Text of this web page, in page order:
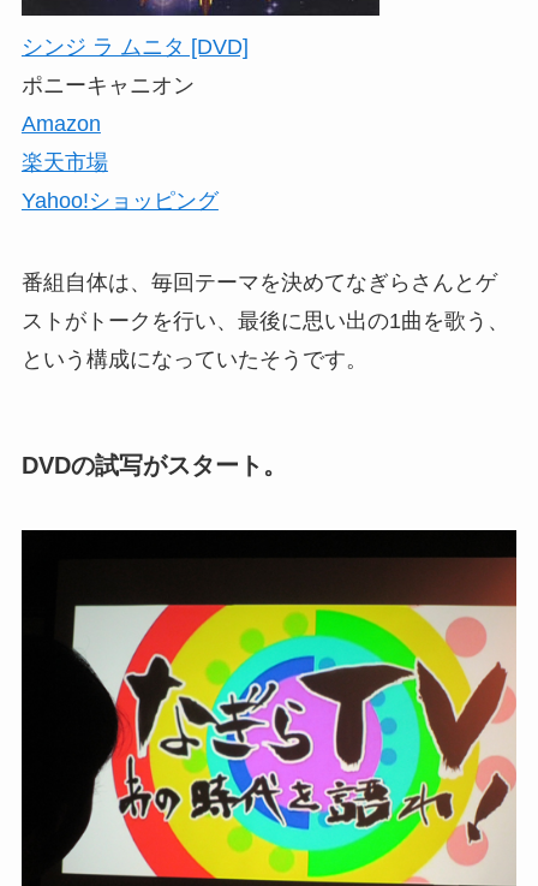
シンジ ラ ムニタ [DVD]
ポニーキャニオン
Amazon
楽天市場
Yahoo!ショッピング
番組自体は、毎回テーマを決めてなぎらさんとゲ
ストがトークを行い、最後に思い出の1曲を歌う、
という構成になっていたそうです。
DVDの試写がスタート。